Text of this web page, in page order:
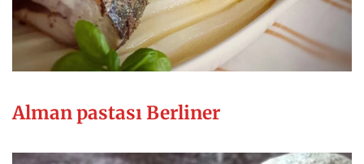
Alman pastası Berliner